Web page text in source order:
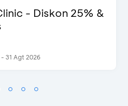
- Diskon 25% &
31 Agt 2026